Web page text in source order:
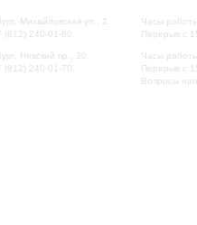
Михайловская ул., 2
(812) 240-01-80
Невский пр., 30
(812) 240-01-70
Часы
Перерыв с
Часы
Перерыв с
Вопросы